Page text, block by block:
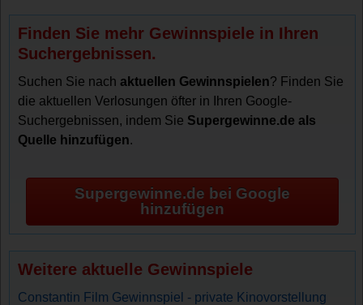
Finden Sie mehr Gewinnspiele in Ihren
Suchergebnissen.
Suchen Sie nachaktuellen Gewinnspielen? Finden Sie
die aktuellen Verlosungen öfter in Ihren Google-
Suchergebnissen, indem Sie Supergewinne.de als
Quelle hinzufügen.
Supergewinne.de bei Google
hinzufügen
Weitere aktuelle Gewinnspiele
Constantin Film Gewinnspiel - private Kinovorstellung